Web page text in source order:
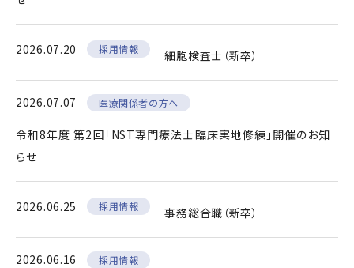
2026.07.20 採用情報 細胞検査士（新卒）
2026.07.07 医療関係者の方へ
令和8年度 第2回「NST専門療法士臨床実地修練」開催のお知
らせ
2026.06.25 採用情報 事務総合職（新卒）
2026.06.16 採用情報